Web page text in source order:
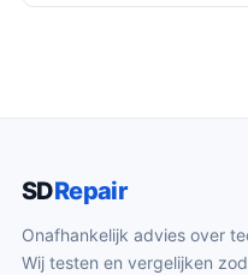
SDRepair
Onafhankelijk advies over
Wij testen en vergelijken